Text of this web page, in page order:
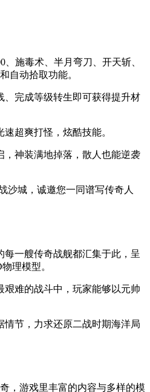
、施毒术、半月弯刀、开天斩、
自动拾取功能。
、完成等级转生即可获得提升材
超爽打怪，炫酷技能。
，神装满地掉落，散人也能逆袭
沙城，诚邀您一同谱写传奇人
每一艘传奇战舰都汇集于此，呈
理模型。
艰难的战斗中，玩家能够以元帅
情节，力求还原二战时期海洋局
，游戏里丰富的内容与多样的模